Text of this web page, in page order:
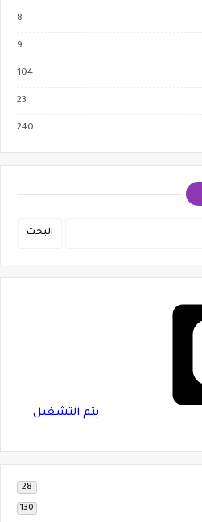
8
9
104
23
240
‏يتم التشغيل
28
130